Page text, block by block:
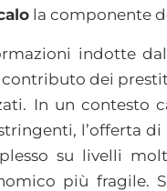
la componente
indotte
contributo dei
In un contesto
l’offerta
su livelli
più fragile.